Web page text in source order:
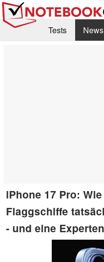
Tests News
iPhone 17 Pro:
Flaggschiffe
- und eine